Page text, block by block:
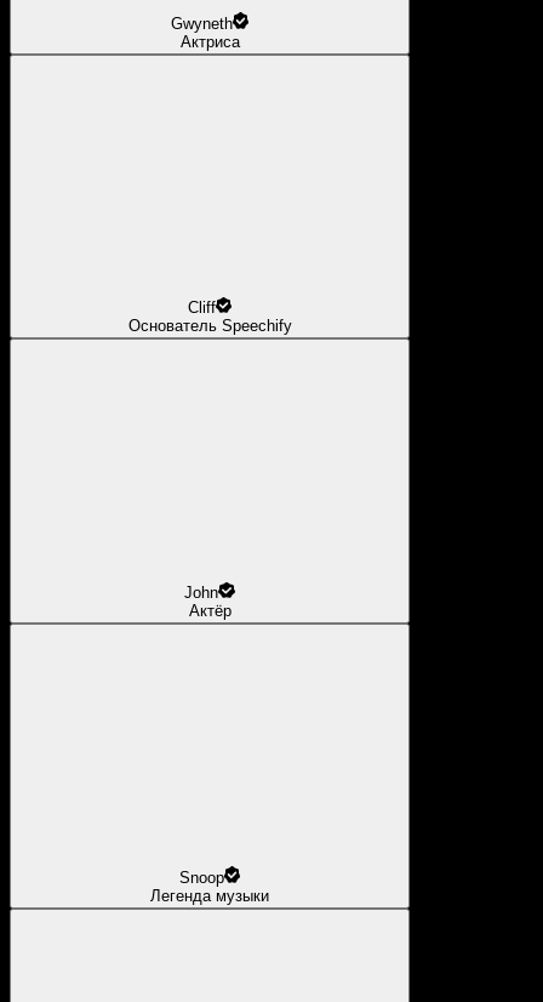
Gwyneth
Актриса
Cliff
Основатель Speechify
John
Актёр
Snoop
Легенда музыки